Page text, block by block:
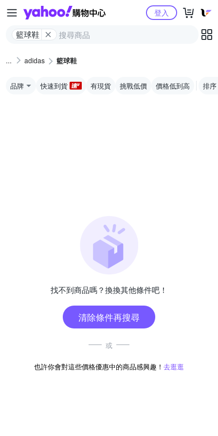
Yahoo購物中心
籃球鞋
登入
adidas 籃球鞋
品牌 快速到貨 有現貨 挑戰低價 價格低到高 排序
找不到商品嗎？換換其他條件吧！
清除條件再搜尋
或
也許你會對這些價格優惠中的商品感興趣！ 去逛逛